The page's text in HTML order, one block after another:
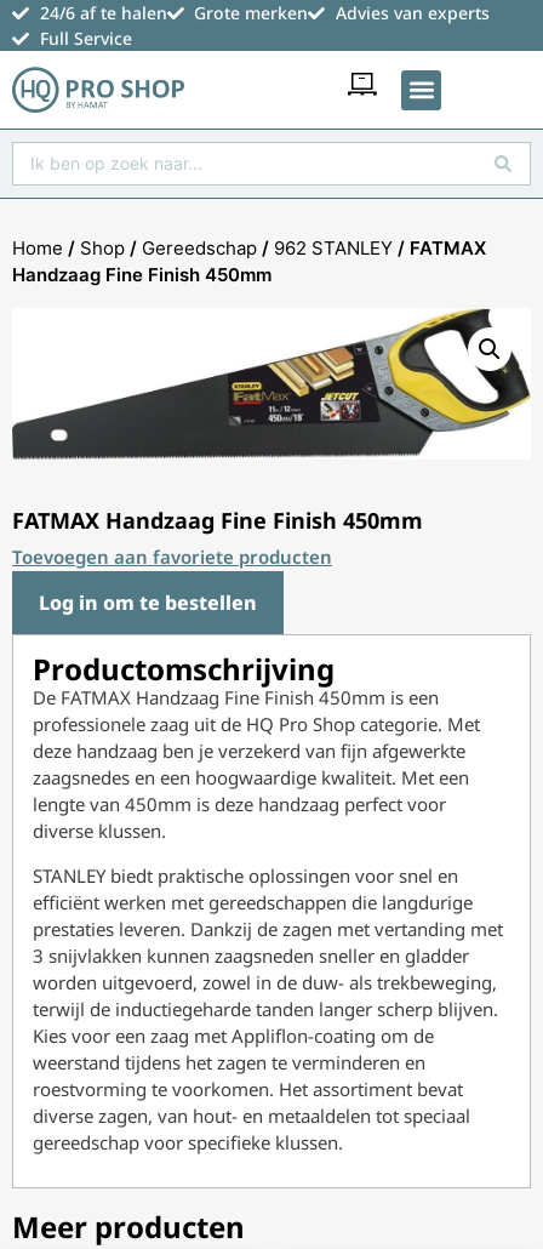
24/6 af te halen Grote merken
Advies van experts
Full Service
Home / Shop / Gereedschap / 962 STANLEY / FATMAX
Handzaag Fine Finish 450mm
FATMAX Handzaag Fine Finish 450mm
Toevoegen aan favoriete producten
Log in om te bestellen
Productomschrijving
De FATMAX Handzaag Fine Finish 450mm is een
professionele zaag uit de HQ Pro Shop categorie. Met
deze handzaag ben je verzekerd van fijn afgewerkte
zaagsnedes en een hoogwaardige kwaliteit. Met een
lengte van 450mm is deze handzaag perfect voor
diverse klussen.
STANLEY biedt praktische oplossingen voor snel en
efficiënt werken met gereedschappen die langdurige
prestaties leveren. Dankzij de zagen met vertanding met
3 snijvlakken kunnen zaagsneden sneller en gladder
worden uitgevoerd, zowel in de duw- als trekbeweging,
terwijl de inductiegeharde tanden langer scherp blijven.
Kies voor een zaag met Appliflon-coating om de
weerstand tijdens het zagen te verminderen en
roestvorming te voorkomen. Het assortiment bevat
diverse zagen, van hout- en metaaldelen tot speciaal
gereedschap voor specifieke klussen.
Meer producten